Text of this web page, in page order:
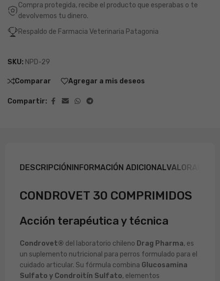
Compra protegida, recibe el producto que esperabas o te
devolvemos tu dinero.
Respaldo de Farmacia Veterinaria Patagonia
SKU: NPD-29
Comparar Agregar a mis deseos
Compartir:
DESCRIPCIÓNINFORMACIÓN ADICIONAL
CONDROVET 30 COMPRIMIDOS
Acción terapéutica y técnica
Condrovet® del laboratorio chileno Drag Pharma, es
un suplemento nutricional para perros formulado para el
cuidado articular. Su fórmula combina Glucosamina
Sulfato y Condroitín Sulfato, elementos